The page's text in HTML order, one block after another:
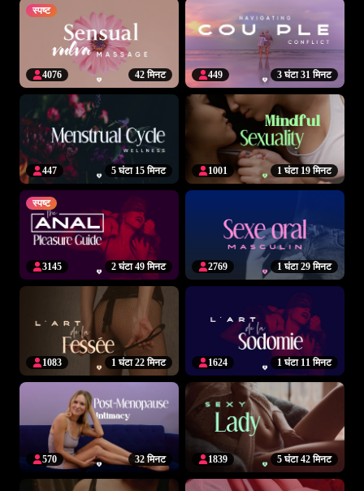
स्पष्ट
42 मिनट
4076 3 घंटा 31 मिनट
449
5 घंटा 15 मिनट
447 1 घंटा 19 मिनट
1001
स्पष्ट
2 घंटा 49 मिनट
3145 1 घंटा 29 मिनट
2769
1 घंटा 22 मिनट
1083 1 घंटा 11 मिनट
1624
32 मिनट
570 5 घंटा 42 मिनट
1839